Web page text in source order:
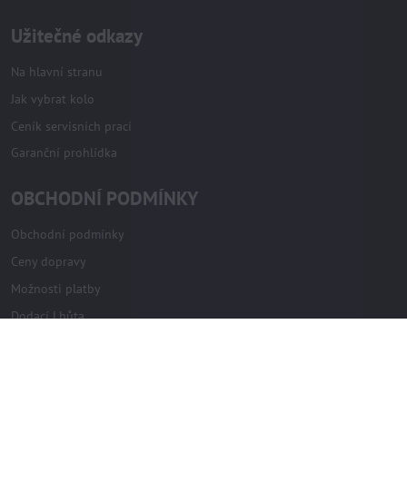
Užitečné odkazy
Na hlavní stranu
Jak vybrat kolo
Ceník servisních prací
Garanční prohlídka
OBCHODNÍ PODMÍNKY
Obchodní podmínky
Ceny dopravy
Možnosti platby
Dodací Lhůta